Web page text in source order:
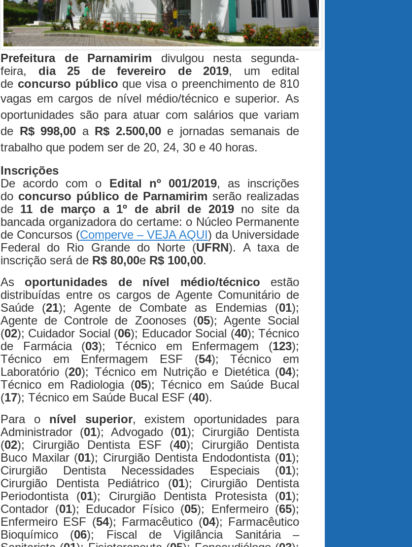
Prefeitura de Parnamirim divulgou nesta segunda-
feira, dia 25 de fevereiro de 2019, um edital
de concurso público que visa o preenchimento de 810
vagas em cargos de nível médio/técnico e superior. As
oportunidades são para atuar com salários que variam
de R$ 998,00 a R$ 2.500,00e jornadas semanais de
trabalho que podem ser de 20, 24, 30 e 40 horas.
Inscrições
De acordo com o Edital nº 001/2019, as inscrições
do concurso público de Parnamirim serão realizadas
de 11 de março a 1º de abril de 2019no site da
bancada organizadora do certame: o Núcleo Permanente
de Concursos (Comperve – VEJA AQUI) da Universidade
Federal do Rio Grande do Norte (UFRN). A taxa de
inscrição será de R$ 80,00e R$ 100,00.
As oportunidades de nível médio/técnico estão
distribuídas entre os cargos de Agente Comunitário de
Saúde (21); Agente de Combate as Endemias (01);
Agente de Controle de Zoonoses (05); Agente Social
(02); Cuidador Social (06); Educador Social (40); Técnico
de Farmácia (03); Técnico em Enfermagem (123);
Técnico em Enfermagem ESF (54); Técnico em
Laboratório (20); Técnico em Nutrição e Dietética (04);
Técnico em Radiologia (05); Técnico em Saúde Bucal
(17); Técnico em Saúde Bucal ESF (40).
Para o nível superior, existem oportunidades para
Administrador (01); Advogado (01); Cirurgião Dentista
(02); Cirurgião Dentista ESF (40); Cirurgião Dentista
Buco Maxilar (01); Cirurgião Dentista Endodontista (01);
Cirurgião Dentista Necessidades Especiais (01);
Cirurgião Dentista Pediátrico (01); Cirurgião Dentista
Periodontista (01); Cirurgião Dentista Protesista (01);
Contador (01); Educador Físico (05); Enfermeiro (65);
Enfermeiro ESF (54); Farmacêutico (04); Farmacêutico
Bioquímico (06); Fiscal de Vigilância Sanitária –